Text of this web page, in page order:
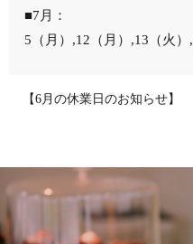
■7月：
5（月）,12（月）,13（火）,
【6月の休業日のお知らせ】